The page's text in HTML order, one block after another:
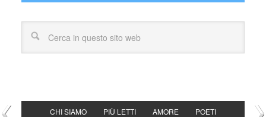
CHI SIAMO PIÙ LETTI AMORE POETI